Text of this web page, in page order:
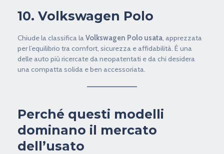
10. Volkswagen Polo
Chiude la classifica laVolkswagen Polo usata, apprezzata
per l’equilibrio tra comfort, sicurezza e affidabilità. È una
delle auto più ricercate da neopatentati e da chi desidera
una compatta solida e ben accessoriata.
Perché questi modelli
dominano il mercato
dell’usato